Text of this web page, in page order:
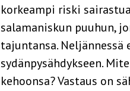
korkeampi riski
salamaniskun puuhun,
tajuntansa.
sydänpysähdykseen.
kehoonsa? Vastaus on